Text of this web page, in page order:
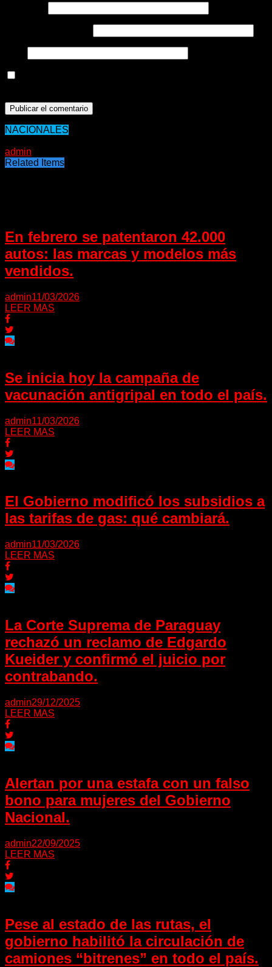
NACIONALES
admin
Related Items
En febrero se patentaron 42.000
autos: las marcas y modelos más
vendidos.
admin11/03/2026
LEER MAS
Se inicia hoy la campaña de
vacunación antigripal en todo el país.
admin11/03/2026
LEER MAS
El Gobierno modificó los subsidios a
las tarifas de gas: qué cambiará.
admin11/03/2026
LEER MAS
La Corte Suprema de Paraguay
rechazó un reclamo de Edgardo
Kueider y confirmó el juicio por
contrabando.
admin29/12/2025
LEER MAS
Alertan por una estafa con un falso
bono para mujeres del Gobierno
Nacional.
admin22/09/2025
LEER MAS
Pese al estado de las rutas, el
gobierno habilitó la circulación de
camiones “bitrenes” en todo el país.